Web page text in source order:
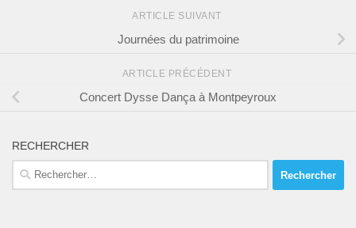
ARTICLE SUIVANT
Journées du patrimoine
ARTICLE PRÉCÉDENT
Concert Dysse Dança à Montpeyroux
RECHERCHER
Rechercher :